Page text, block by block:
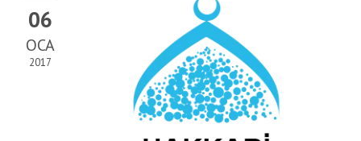
06
OCA
2017